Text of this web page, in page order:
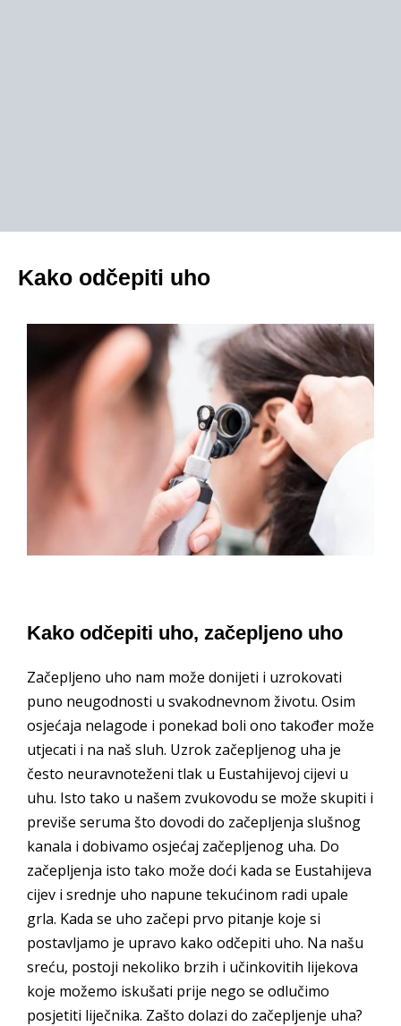
Kako odčepiti uho
Kako odčepiti uho, začepljeno uho
Začepljeno uho nam može donijeti i uzrokovati
puno neugodnosti u svakodnevnom životu. Osim
osjećaja nelagode i ponekad boli ono također može
utjecati i na naš sluh. Uzrok začepljenog uha je
često neuravnoteženi tlak u Eustahijevoj cijevi u
uhu. Isto tako u našem zvukovodu se može skupiti i
previše seruma što dovodi do začepljenja slušnog
kanala i dobivamo osjećaj začepljenog uha. Do
začepljenja isto tako može doći kada se Eustahijeva
cijev i srednje uho napune tekućinom radi upale
grla. Kada se uho začepi prvo pitanje koje si
postavljamo je upravo kako odčepiti uho. Na našu
sreću, postoji nekoliko brzih i učinkovitih lijekova
koje možemo iskušati prije nego se odlučimo
posjetiti liječnika. Zašto dolazi do začepljenje uha?